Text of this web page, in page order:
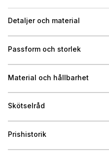
Detaljer och material
Passform och storlek
Material och hållbarhet
Skötselråd
Prishistorik